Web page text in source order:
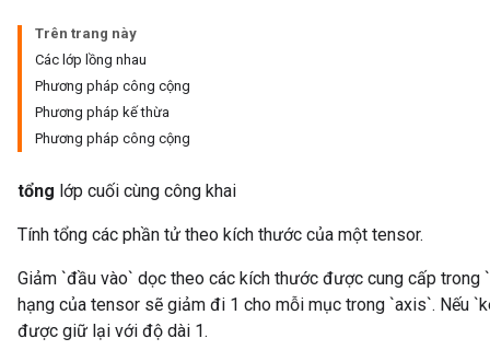
Trên trang này
Các lớp lồng nhau
Phương pháp công cộng
Phương pháp kế thừa
Phương pháp công cộng
tổng lớp cuối cùng công khai
Tính tổng các phần tử theo kích thước của một tensor.
Giảm `đầu vào` dọc theo các kích thước được cung cấp trong
hạng của tensor sẽ giảm đi 1 cho mỗi mục trong `axis`. Nếu
được giữ lại với độ dài 1.